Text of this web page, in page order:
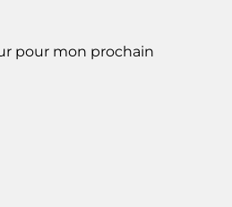
pour mon prochain